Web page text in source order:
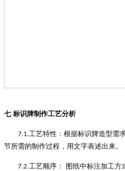
七 标识牌制作工艺分析
7.1.工艺特性 ： 根据标识牌造型需
节所需的制作过程，用文字表述出来。
7.2.工艺顺序 ：
图纸中标注加工方